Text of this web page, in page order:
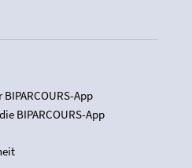
App
BIPARCOURS-App